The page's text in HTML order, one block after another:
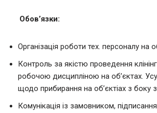
Обов’язки:
Організація роботи тех. персоналу на
Контроль за якістю проведення
робочою дисципліною на об’єктах.
щодо прибирання на об’єктіах з боку
Комунікація із замовником,